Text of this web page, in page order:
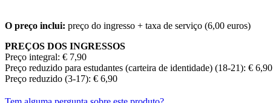
O preço inclui: preço do ingresso + taxa de serviço (6,00 euros)
PREÇOS DOS INGRESSOS
Preço integral: € 7,90
Preço reduzido para estudantes (carteira de identidade) (18-21): € 6,90
Preço reduzido (3-17): € 6,90